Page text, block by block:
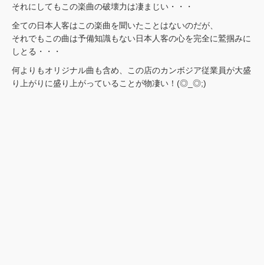
それにしてもこの楽曲の破壊力は凄まじい・・・
全ての日本人客はこの楽曲を聞いたことはないのだが、
それでもこの曲は予備知識もない日本人客の心を完全に鷲掴みに
しとる・・・
何よりもオリジナル曲も含め、この店のカンボジア従業員が大盛
り上がりに盛り上がっていることが物凄い！(◎_◎;)